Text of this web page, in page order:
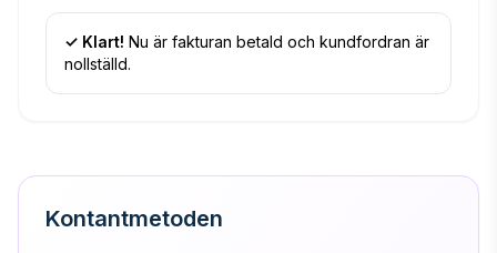
✓ Klart! Nu är fakturan betald och kundfordran är
nollställd.
Kontantmetoden